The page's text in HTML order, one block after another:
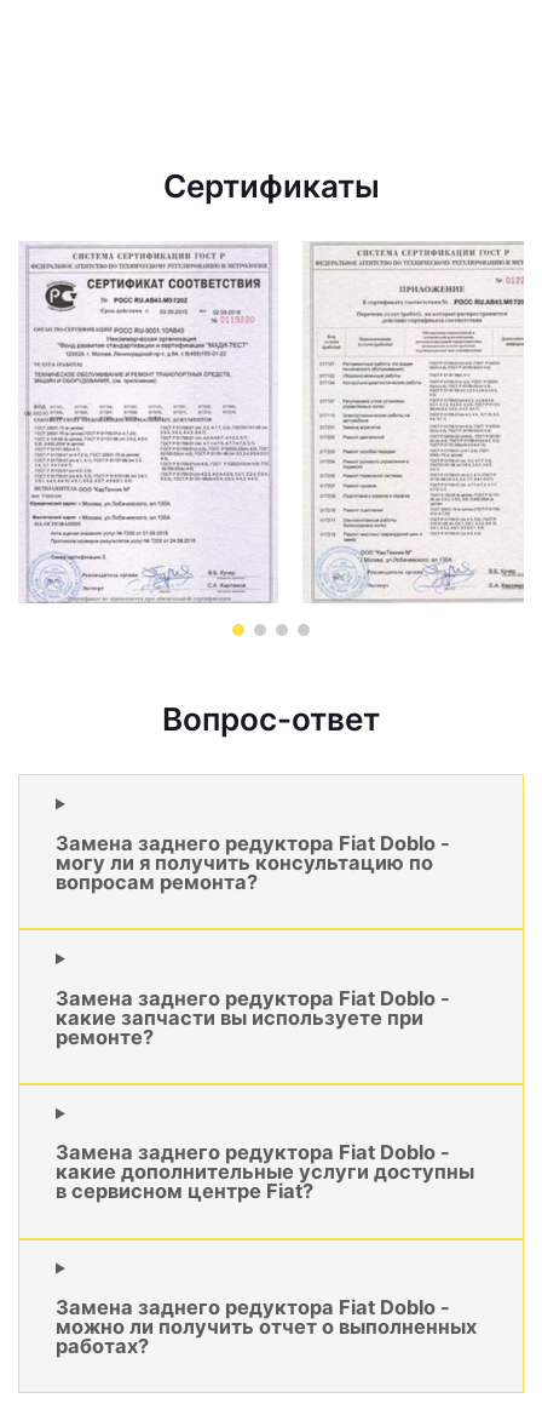
Сертификаты
Вопрос-ответ
Замена заднего редуктора Fiat Doblo -
могу ли я получить консультацию по
вопросам ремонта?
Замена заднего редуктора Fiat Doblo -
какие запчасти вы используете при
ремонте?
Замена заднего редуктора Fiat Doblo -
какие дополнительные услуги доступны
в сервисном центре Fiat?
Замена заднего редуктора Fiat Doblo -
можно ли получить отчет о выполненных
работах?